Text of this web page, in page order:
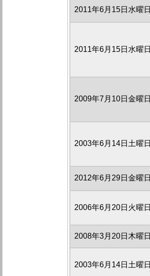
2011年6月15日水曜日
2011年6月15日水曜日
2009年7月10日金曜日
2003年6月14日土曜日
2012年6月29日金曜日
2006年6月20日火曜日
2008年3月20日木曜日
2003年6月14日土曜日